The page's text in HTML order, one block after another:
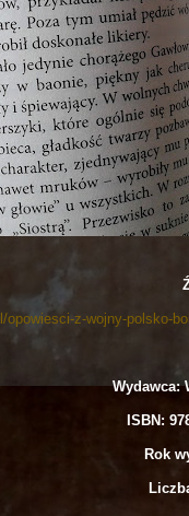
opowiesci-z-wojny-polsko-
Wydawca:
ISBN:
Rok